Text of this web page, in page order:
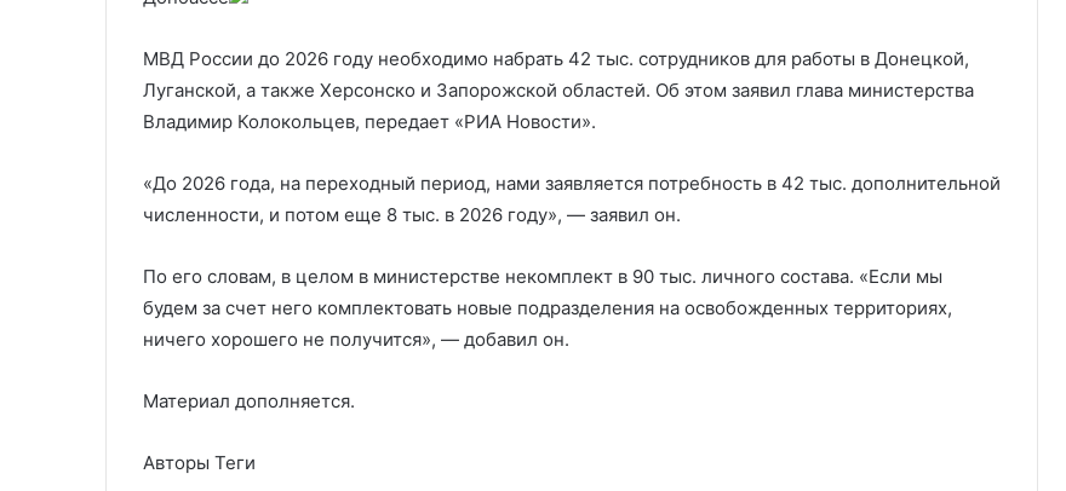
МВД России до 2026 году необходимо набрать 42 тыс. сотрудников для работы в Донецкой,
Луганской, а также Херсонско и Запорожской областей. Об этом заявил глава министерства
Владимир Колокольцев, передает «РИА Новости».
«До 2026 года, на переходный период, нами заявляется потребность в 42 тыс. дополнительной
численности, и потом еще 8 тыс. в 2026 году», — заявил он.
По его словам, в целом в министерстве некомплект в 90 тыс. личного состава. «Если мы
будем за счет него комплектовать новые подразделения на освобожденных территориях,
ничего хорошего не получится», — добавил он.
Материал дополняется.
Авторы Теги